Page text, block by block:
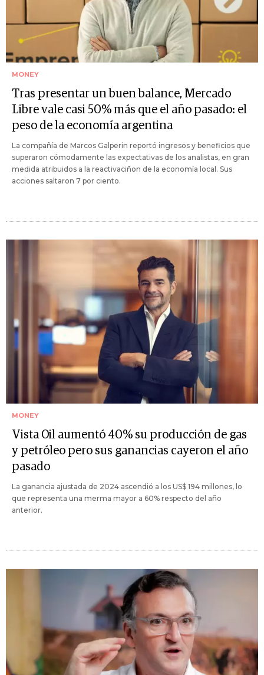
MONEY
Tras presentar un buen balance, Mercado
Libre vale casi 50% más que el año pasado: el
peso de la economía argentina
La compañía de Marcos Galperin reportó ingresos y beneficios que
superaron cómodamente las expectativas de los analistas, en gran
medida atribuidos a la reactivaciñon de la economía local. Sus
acciones saltaron 7 por ciento.
MONEY
Vista Oil aumentó 40% su producción de gas
y petróleo pero sus ganancias cayeron el año
pasado
La ganancia ajustada de 2024 ascendió a los US$ 194 millones, lo
que representa una merma mayor a 60% respecto del año
anterior.